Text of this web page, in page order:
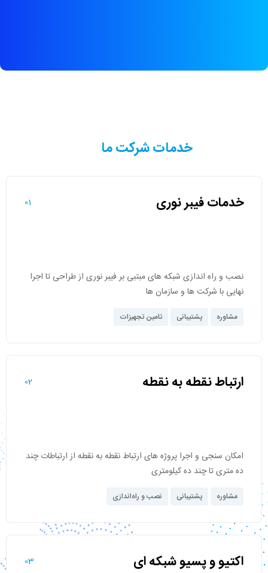
خدمات شرکت ما
خدمات فیبر نوری 01
نصب و راه‌ اندازی شبکه های مبتبی بر فیبر نوری از طراحی تا اجرا
نهایی با شرکت ها و سازمان ها
مشاوره پشتیبانی تامین تجهیزات
ارتباط نقطه به نقطه 02
امکان سنجی و اجرا پروژه های ارتباط نقطه به نقطه از ارتباطات چند
ده متری تا چند ده کیلومتری
مشاوره پشتیبانی نصب و راه‌اندازی
اکتیو و پسیو شبکه ای 03